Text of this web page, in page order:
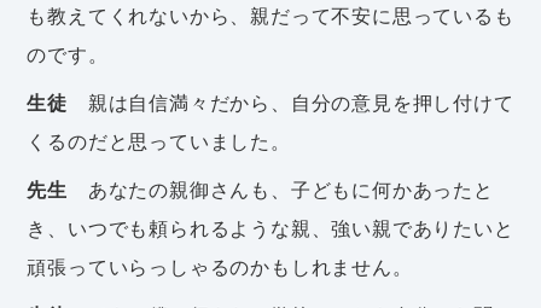
も教えてくれないから、親だって不安に思っているも
のです。
生徒 親は自信満々だから、自分の意見を押し付けて
くるのだと思っていました。
先生 あなたの親御さんも、子どもに何かあったと
き、いつでも頼られるような親、強い親でありたいと
頑張っていらっしゃるのかもしれません。